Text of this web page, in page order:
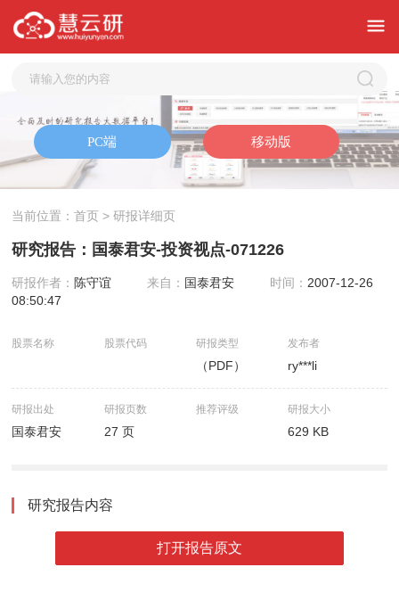
当前位置：首页 > 研报详细页
研究报告：国泰君安-投资视点-071226
研报作者： 陈守谊 来自： 国泰君安 时间： 2007-12-26
08:50:47
股票名称 股票代码 研报类型
（PDF）
发布者
ry***li
研报出处
国泰君安
研报页数
27 页
推荐评级 研报大小
629 KB
研究报告内容
打开报告原文